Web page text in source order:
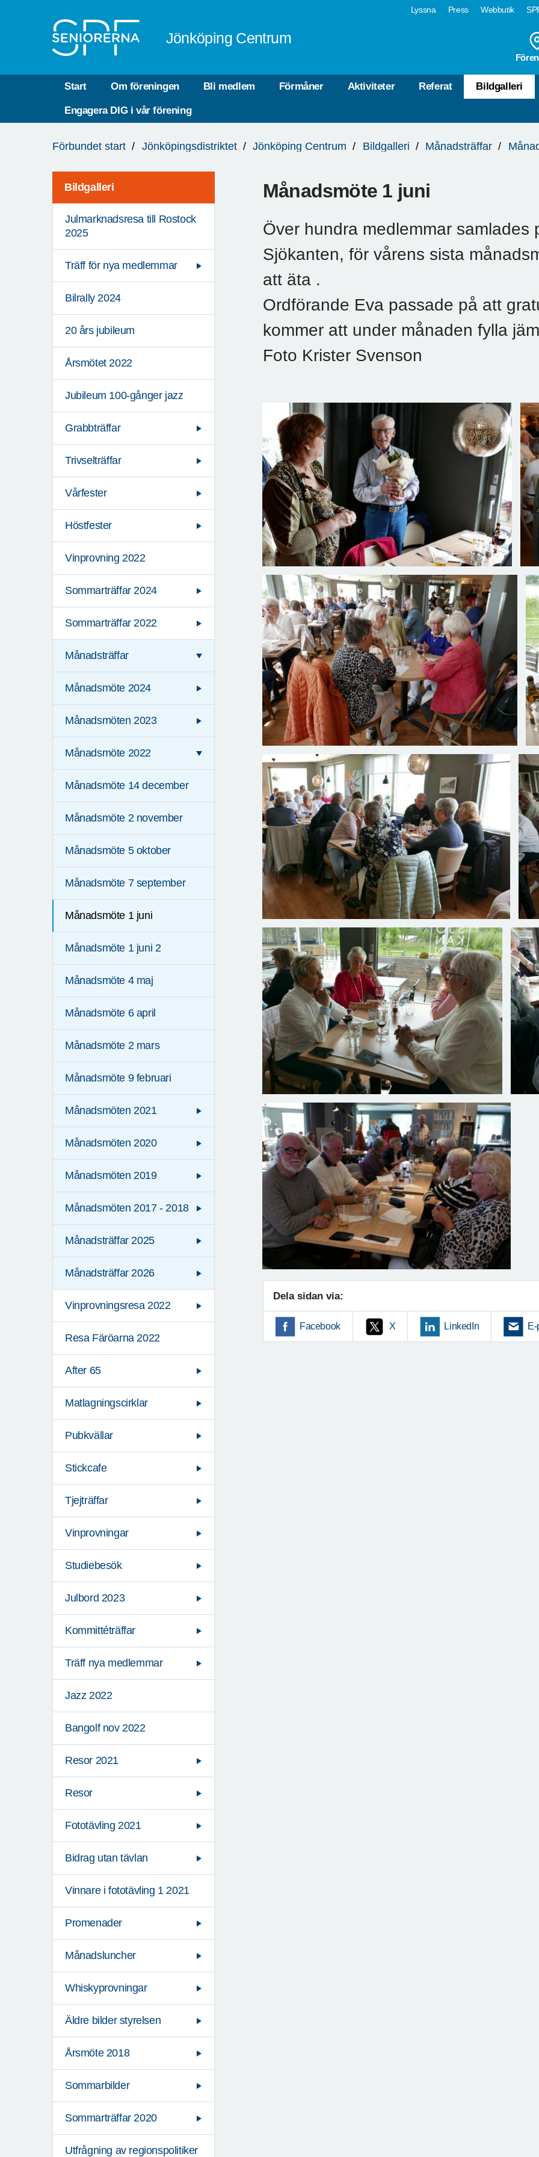
Lyssna Press Webbutik
Jönköping Centrum
Start Om föreningen Bli medlem Förmåner Aktiviteter Referat Bildgalleri
Engagera DIG i vår förening
är
Förbundet start Jönköpingsdistriktet Jönköping Centrum Bildgalleri Månadsträffar
Bildgalleri
Julmarknadsresa till Rostock
2025
Träff för nya medlemmar
Bilrally 2024
20 års jubileum
Årsmötet 2022
Jubileum 100-gånger jazz
Grabbträffar
Trivselträffar
Vårfester
Höstfester
Vinprovning 2022
Sommarträffar 2024
Sommarträffar 2022
Månadsträffar
Månadsmöte 2024
Månadsmöten 2023
Månadsmöte 2022
Månadsmöte 14 december
Månadsmöte 2 november
Månadsmöte 5 oktober
Månadsmöte 7 september
Månadsmöte 1 juni
Månadsmöte 1 juni 2
Månadsmöte 4 maj
Månadsmöte 6 april
Månadsmöte 2 mars
Månadsmöte 9 februari
Månadsmöten 2021
Månadsmöten 2020
Månadsmöten 2019
Månadsmöten 2017 - 2018
Månadsträffar 2025
Månadsträffar 2026
Vinprovningsresa 2022
Resa Färöarna 2022
After 65
Matlagningscirklar
Pubkvällar
Stickcafe
Tjejträffar
Vinprovningar
Studiebesök
Julbord 2023
Kommittéträffar
Träff nya medlemmar
Jazz 2022
Bangolf nov 2022
Resor 2021
Resor
Fototävling 2021
Bidrag utan tävlan
Vinnare i fototävling 1 2021
Promenader
Månadsluncher
Whiskyprovningar
Äldre bilder styrelsen
Årsmöte 2018
Sommarbilder
Sommarträffar 2020
Utfrågning av regionspolitiker
Månadsmöte 1 juni
Över hundra medlemmar samlades
Sjökanten, för vårens sista
att äta .
Ordförande Eva passade på att
kommer att under månaden fylla
Foto Krister Svenson
Dela sidan via:
Facebook X LinkedIn